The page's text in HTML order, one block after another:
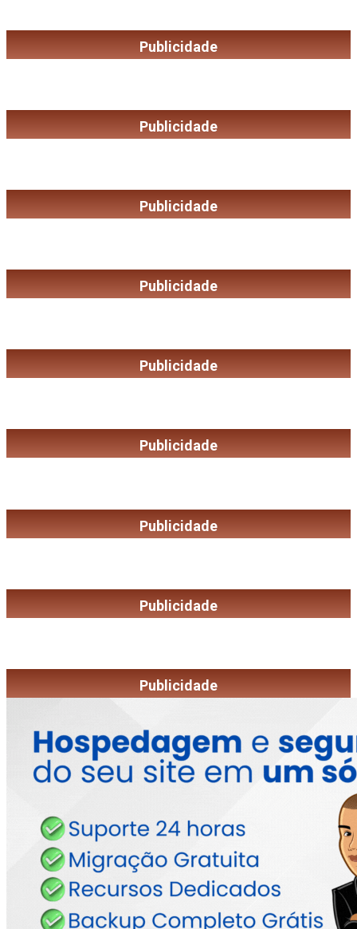
Publicidade
Publicidade
Publicidade
Publicidade
Publicidade
Publicidade
Publicidade
Publicidade
Publicidade